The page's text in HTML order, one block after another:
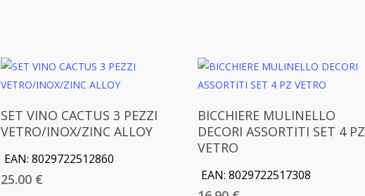
Aggiungi Al Carrello
SET VINO CACTUS 3 PEZZI
VETRO/INOX/ZINC ALLOY
EAN: 8029722512860
25.00 €
Aggiungi Al Carrello
BICCHIERE MULINELLO
DECORI ASSORTITI SET 4 PZ
VETRO
EAN: 8029722517308